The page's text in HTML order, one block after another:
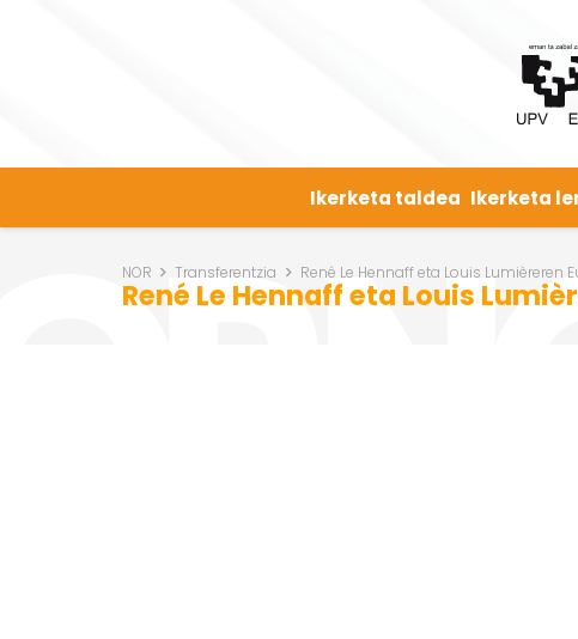
Ikerketa taldea Ikerketa
NOR Transferentzia René Le Hennaff eta Louis Lumièreren
René Le Hennaff eta Louis